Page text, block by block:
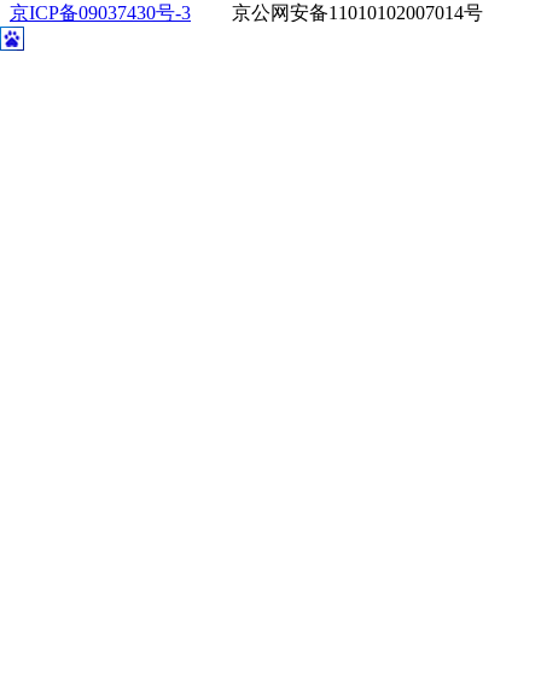
京ICP备09037430号-3
京公网安备11010102007014号